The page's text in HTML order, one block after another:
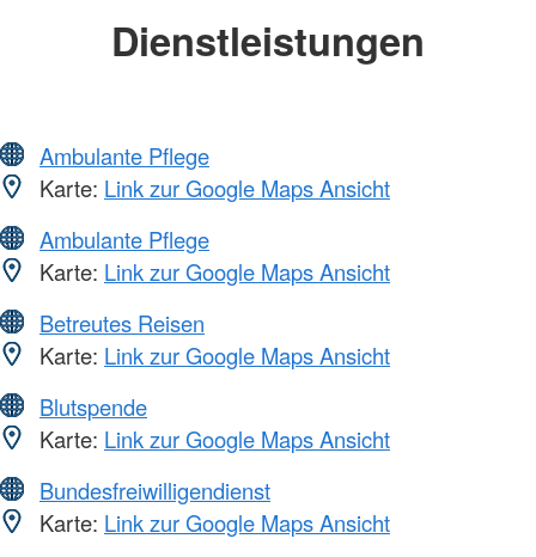
Dienstleistungen
Ambulante Pflege
Karte: Link zur Google Maps Ansicht
Ambulante Pflege
Karte: Link zur Google Maps Ansicht
Betreutes Reisen
Karte: Link zur Google Maps Ansicht
Blutspende
Karte: Link zur Google Maps Ansicht
Bundesfreiwilligendienst
Karte: Link zur Google Maps Ansicht